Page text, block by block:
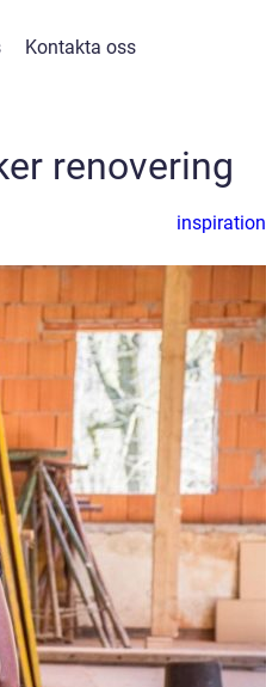
Kontakta oss
renovering
inspiration